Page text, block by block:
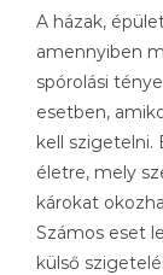
A házak,
amennyiben
spórolási
esetben,
kell szigetelni.
életre, mely
károkat
Számos eset
külső